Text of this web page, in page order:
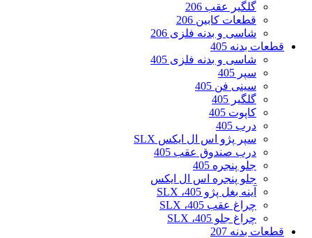
گلگیر عقب 206
قطعات کابین 206
شاسی و بدنه فلزی 206
قطعات بدنه 405
شاسی و بدنه فلزی 405
سپر 405
سینی فن 405
گلگیر 405
کاپوت 405
درب 405
سپر پژو اس ال ایکس SLX
درب صندوق عقب 405
جلو پنجره 405
جلو پنجره اس ال ایکس
آینه بغل پژو 405، SLX
چراغ عقب 405، SLX
چراغ جلو 405، SLX
قطعات بدنه 207